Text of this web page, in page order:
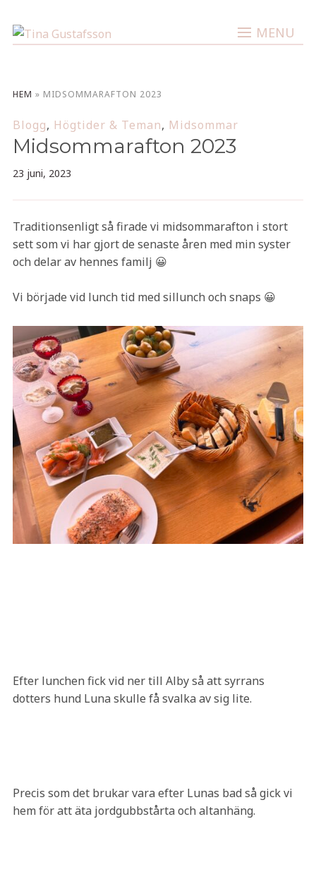
MENU
HEM » MIDSOMMARAFTON 2023
Blogg, Högtider & Teman, Midsommar
Midsommarafton 2023
23 juni, 2023
Traditionsenligt så firade vi midsommarafton i stort
sett som vi har gjort de senaste åren med min syster
och delar av hennes familj 😀
Vi började vid lunch tid med sillunch och snaps 😀
Efter lunchen fick vid ner till Alby så att syrrans
dotters hund Luna skulle få svalka av sig lite.
Precis som det brukar vara efter Lunas bad så gick vi
hem för att äta jordgubbstårta och altanhäng.